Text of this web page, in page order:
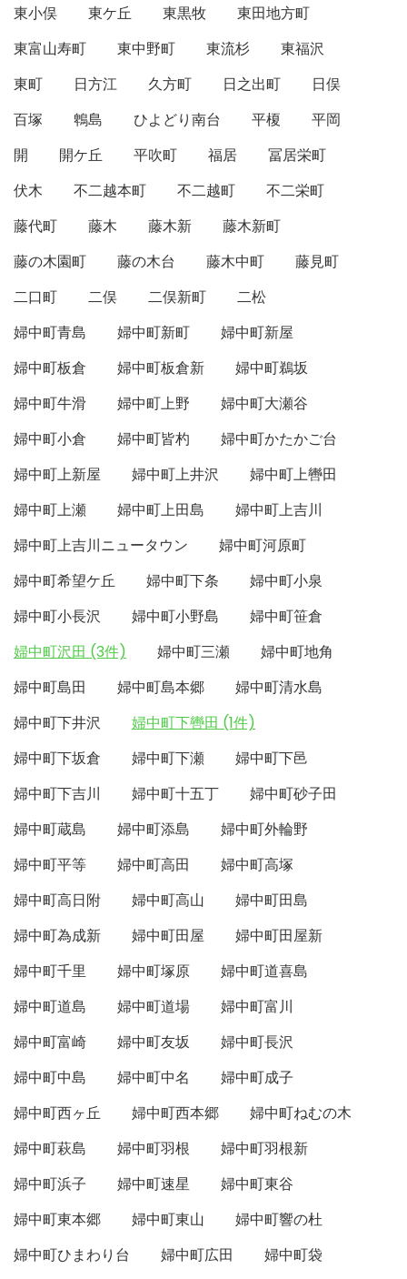
東小俣 東ケ丘 東黒牧
東田地方町
東富山寿町
東中野町 東流杉
東福沢
東町
日方江 久方町 日之出町
日俣
百塚
鵯島 ひよどり南台 平榎
平岡
開
開ケ丘 平吹町 福居
冨居栄町
伏木
不二越本町 不二越町
不二栄町
藤代町
藤木 藤木新
藤木新町
藤の木園町
藤の木台 藤木中町
藤見町
二口町
二俣 二俣新町
二松
婦中町青島
婦中町新町
婦中町新屋
婦中町板倉
婦中町板倉新
婦中町鵜坂
婦中町牛滑
婦中町上野
婦中町大瀬谷
婦中町小倉
婦中町皆杓
婦中町かたかご台
婦中町上新屋
婦中町上井沢
婦中町上轡田
婦中町上瀬
婦中町上田島
婦中町上吉川
婦中町上吉川ニュータウン
婦中町河原町
婦中町希望ケ丘
婦中町下条
婦中町小泉
婦中町小長沢
婦中町小野島
婦中町笹倉
婦中町沢田 (3件)
婦中町三瀬
婦中町地角
婦中町島田
婦中町島本郷
婦中町清水島
婦中町下井沢
婦中町下轡田 (1件)
婦中町下坂倉
婦中町下瀬
婦中町下邑
婦中町下吉川
婦中町十五丁
婦中町砂子田
婦中町蔵島
婦中町添島
婦中町外輪野
婦中町平等
婦中町高田
婦中町高塚
婦中町高日附
婦中町高山
婦中町田島
婦中町為成新
婦中町田屋
婦中町田屋新
婦中町千里
婦中町塚原
婦中町道喜島
婦中町道島
婦中町道場
婦中町富川
婦中町富崎
婦中町友坂
婦中町長沢
婦中町中島
婦中町中名
婦中町成子
婦中町西ヶ丘
婦中町西本郷
婦中町ねむの木
婦中町萩島
婦中町羽根
婦中町羽根新
婦中町浜子
婦中町速星
婦中町東谷
婦中町東本郷
婦中町東山
婦中町響の杜
婦中町ひまわり台
婦中町広田
婦中町袋